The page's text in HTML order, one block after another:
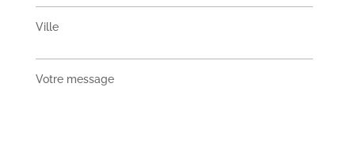
Ville
Votre message